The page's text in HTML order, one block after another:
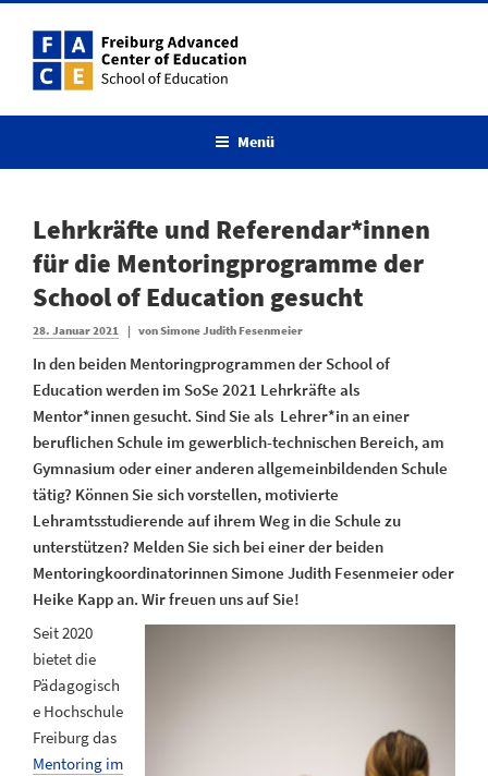
Inhalt
springen
Menü
Lehrkräfte und Referendar*innen
für die Mentoringprogramme der
School of Education gesucht
Veröffentlicht
28. Januar 2021 | vonSimone Judith Fesenmeier
In den beiden Mentoringprogrammen der School of
Education werden im SoSe 2021 Lehrkräfte als
Mentor*innen gesucht. Sind Sie als Lehrer*in an einer
beruflichen Schule im gewerblich-technischen Bereich, am
Gymnasium oder einer anderen allgemeinbildenden Schule
tätig? Können Sie sich vorstellen, motivierte
Lehramtsstudierende auf ihrem Weg in die Schule zu
unterstützen? Melden Sie sich bei einer der beiden
Mentoringkoordinatorinnen Simone Judith Fesenmeier oder
Heike Kapp an. Wir freuen uns auf Sie!
Seit 2020
bietet die
Pädagogisch
e Hochschule
Freiburg das
Mentoring im